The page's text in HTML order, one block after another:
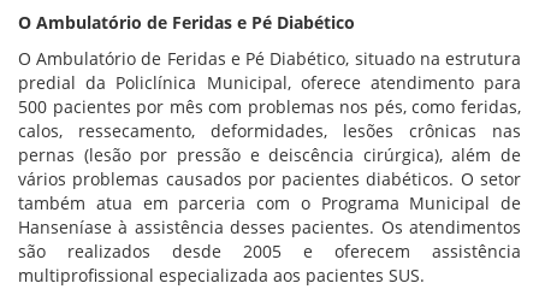
O Ambulatório de Feridas e Pé Diabético
O Ambulatório de Feridas e Pé Diabético, situado na estrutura
predial da Policlínica Municipal, oferece atendimento para
500 pacientes por mês com problemas nos pés, como feridas,
calos, ressecamento, deformidades, lesões crônicas nas
pernas (lesão por pressão e deiscência cirúrgica), além de
vários problemas causados por pacientes diabéticos. O setor
também atua em parceria com o Programa Municipal de
Hanseníase à assistência desses pacientes. Os atendimentos
são realizados desde 2005 e oferecem assistência
multiprofissional especializada aos pacientes SUS.